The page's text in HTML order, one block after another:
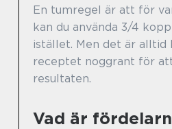
En tumregel är att för
kan du använda 3/4
istället. Men det är alltid
receptet noggrant för
resultaten.
Vad är